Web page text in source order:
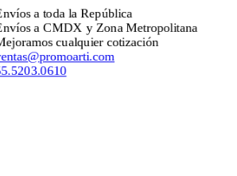
toda la República
CMDX y Zona Metropolitana
cualquier cotización